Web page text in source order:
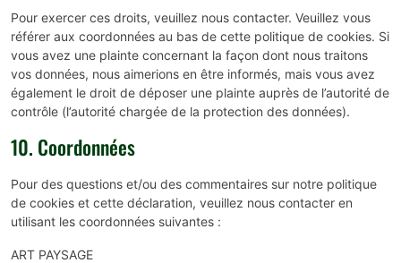
Pour exercer ces droits, veuillez nous contacter. Veuillez vous
référer aux coordonnées au bas de cette politique de cookies. Si
vous avez une plainte concernant la façon dont nous traitons
vos données, nous aimerions en être informés, mais vous avez
également le droit de déposer une plainte auprès de l’autorité de
contrôle (l’autorité chargée de la protection des données).
10. Coordonnées
Pour des questions et/ou des commentaires sur notre politique
de cookies et cette déclaration, veuillez nous contacter en
utilisant les coordonnées suivantes :
ART PAYSAGE